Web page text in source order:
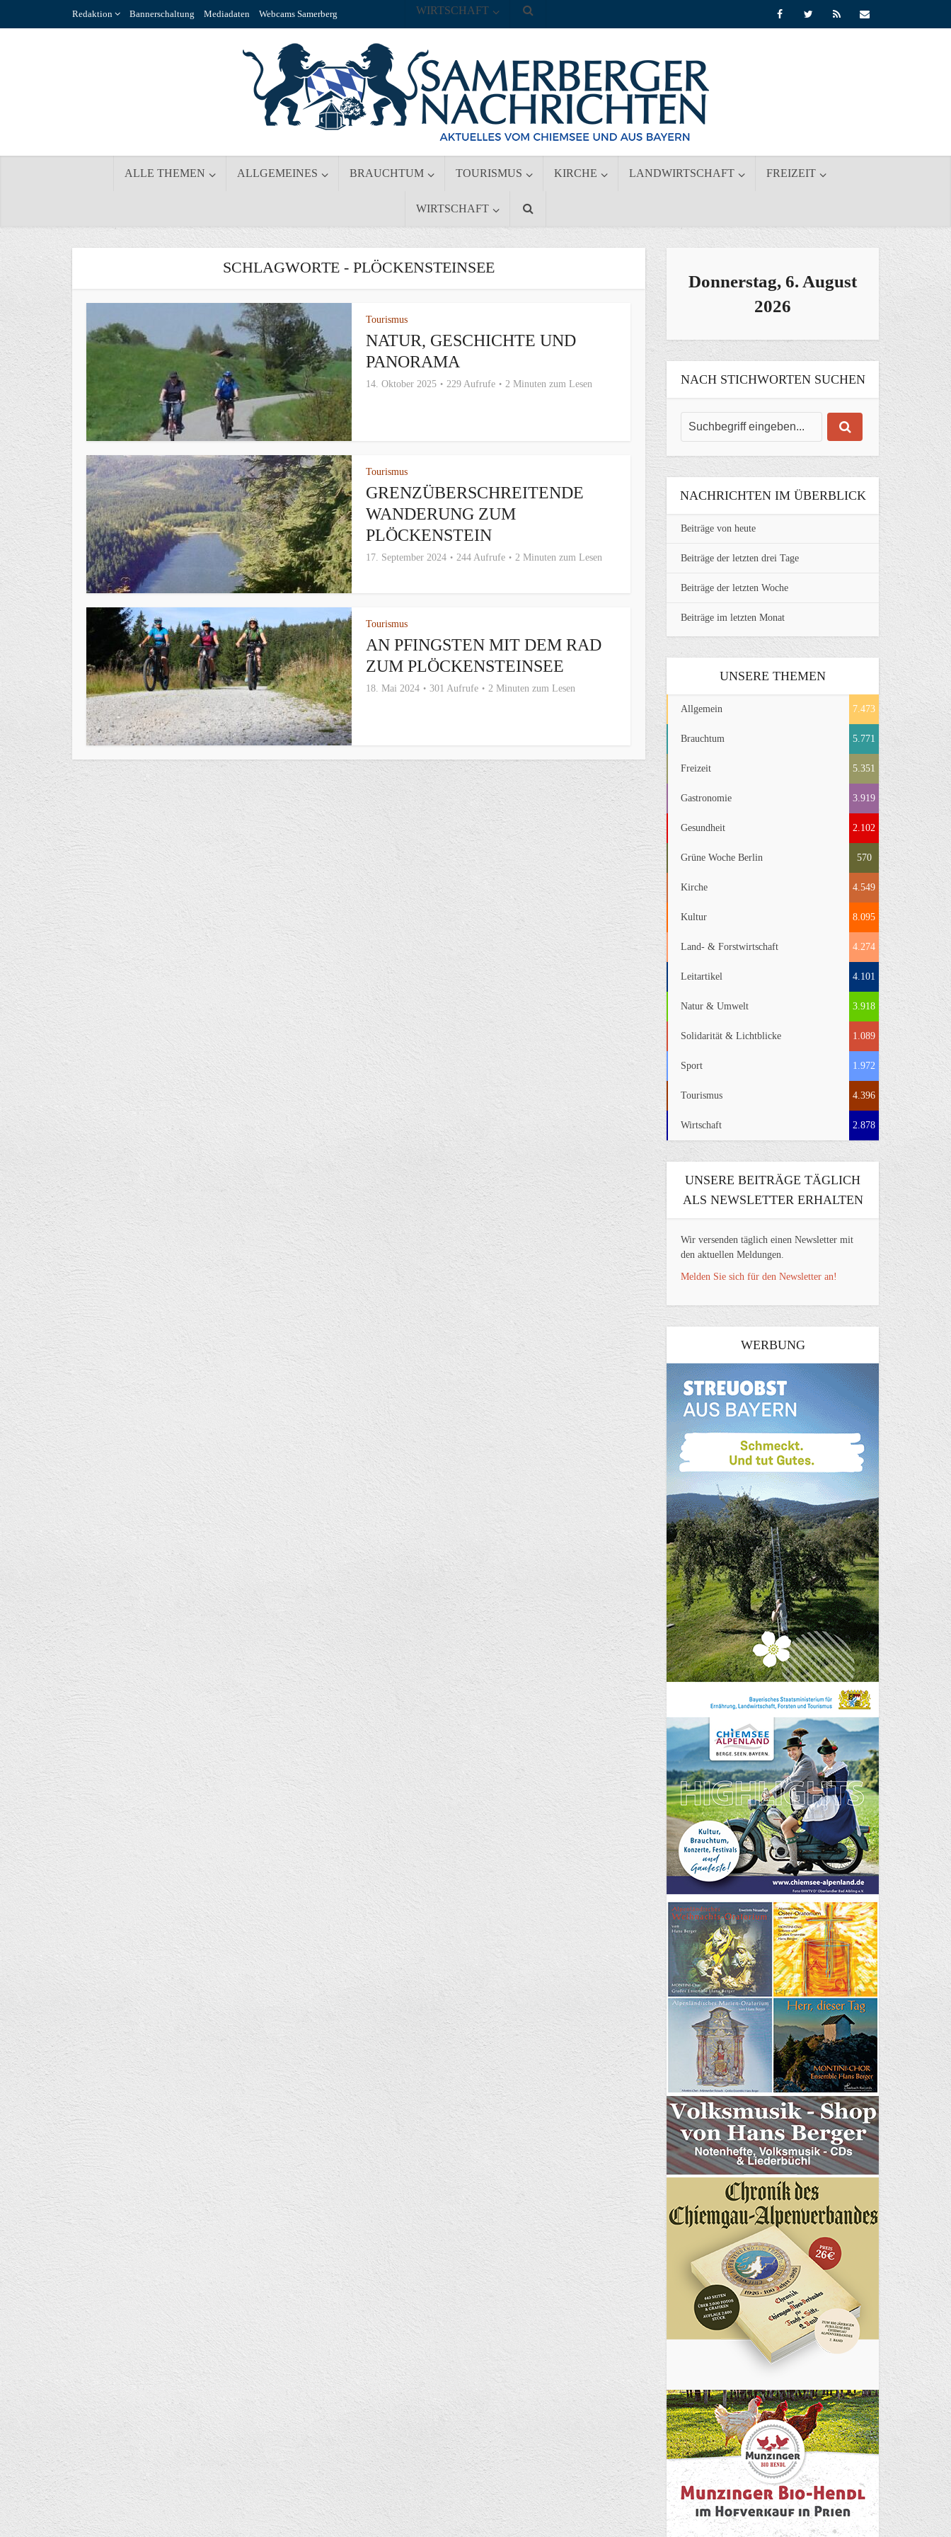
Redaktion Bannerschaltung Mediadaten Webcams Samerberg
ALLE THEMEN ALLGEMEINES BRAUCHTUM TOURISMUS KIRCHE LANDWIRTSCHAFT FREIZEIT
WIRTSCHAFT
WIRTSCHAFT
SCHLAGWORTE - PLÖCKENSTEINSEE
Tourismus
NATUR, GESCHICHTE UND
PANORAMA
14. Oktober 2025 229 Aufrufe 2 Minuten zum Lesen
Tourismus
GRENZÜBERSCHREITENDE
WANDERUNG ZUM
PLÖCKENSTEIN
17. September 2024 244 Aufrufe 2 Minuten zum Lesen
Tourismus
AN PFINGSTEN MIT DEM RAD
ZUM PLÖCKENSTEINSEE
18. Mai 2024 301 Aufrufe 2 Minuten zum Lesen
Donnerstag, 6. August
2026
NACH STICHWORTEN SUCHEN
NACHRICHTEN IM ÜBERBLICK
Beiträge von heute
Beiträge der letzten drei Tage
Beiträge der letzten Woche
Beiträge im letzten Monat
UNSERE THEMEN
Allgemein 7.473
Brauchtum 5.771
Freizeit 5.351
Gastronomie 3.919
Gesundheit 2.102
Grüne Woche Berlin 570
Kirche 4.549
Kultur 8.095
Land- & Forstwirtschaft 4.274
Leitartikel 4.101
Natur & Umwelt 3.918
Solidarität & Lichtblicke 1.089
Sport 1.972
Tourismus 4.396
Wirtschaft 2.878
UNSERE BEITRÄGE TÄGLICH
ALS NEWSLETTER ERHALTEN
Wir versenden täglich einen Newsletter mit
den aktuellen Meldungen.
Melden Sie sich für den Newsletter an!
WERBUNG